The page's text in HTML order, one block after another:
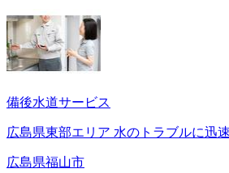
備後水道サービス
広島県東部エリア 水のトラブルに迅速
広島県福山市